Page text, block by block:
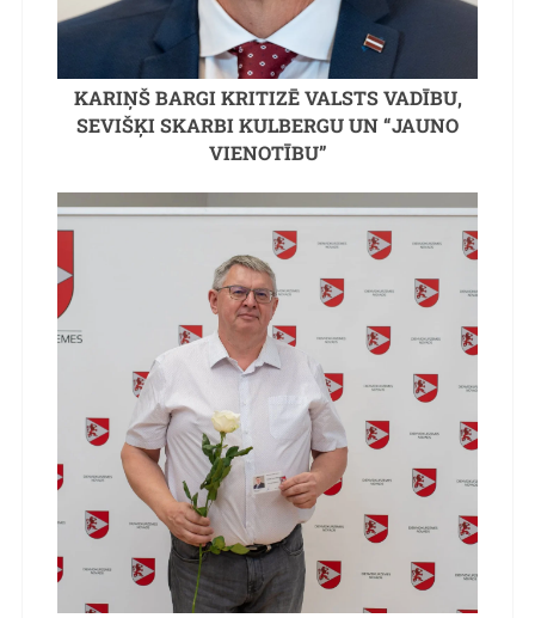
KARIŅŠ BARGI KRITIZĒ VALSTS VADĪBU,
SEVIŠĶI SKARBI KULBERGU UN “JAUNO
VIENOTĪBU”